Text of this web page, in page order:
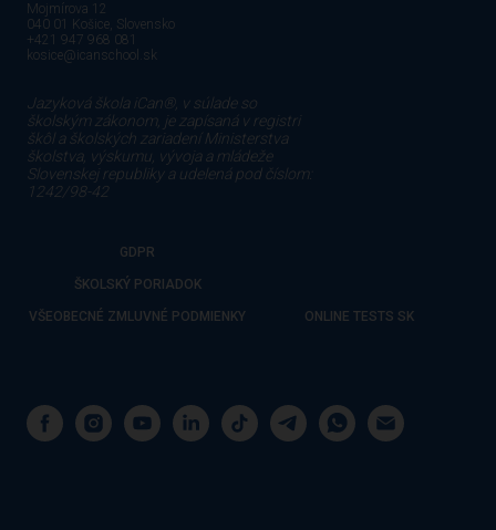
Mojmírova 12
040 01 Košice, Slovensko
+421 947 968 081
kosice@icanschool.sk
Jazyková škola iCan®, v súlade so
školským zákonom, je zapísaná v registri
škôl a školských zariadení Ministerstva
školstva, výskumu, vývoja a mládeže
Slovenskej republiky a udelená pod číslom:
1242/98-42
GDPR
ŠKOLSKÝ PORIADOK
VŠEOBECNÉ ZMLUVNÉ PODMIENKY ONLINE TESTS SK